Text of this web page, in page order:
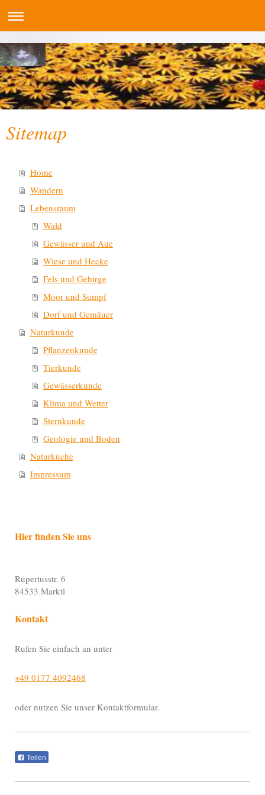
Sitemap
Home
Wandern
Lebensraum
Wald
Gewässer und Aue
Wiese und Hecke
Fels und Gebirge
Moor und Sumpf
Dorf und Gemäuer
Naturkunde
Pflanzenkunde
Tierkunde
Gewässerkunde
Klima und Wetter
Sternkunde
Geologie und Boden
Naturküche
Impressum
Hier finden Sie uns
Rupertusstr. 6
84533 Marktl
Kontakt
Rufen Sie einfach an unter
+49 0177 4092468
oder nutzen Sie unser Kontaktformular.
Teilen